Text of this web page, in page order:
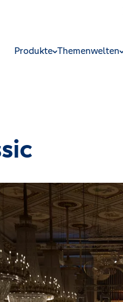
Produkte Themenwelten